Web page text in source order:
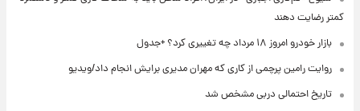
کمتر رضایت دهند
بازار خودرو امروز ۱۸ مرداد چه تغییری کرد؟ +جدول
روایت رامین پرچمی از کاری که مهران مدیری برایش انجام داد/ویدیو
تاریخ احتمالی دربی مشخص شد